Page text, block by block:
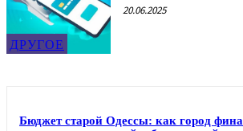
ДРУГОЕ
20.06.2025
Бюджет старой Одессы: как город